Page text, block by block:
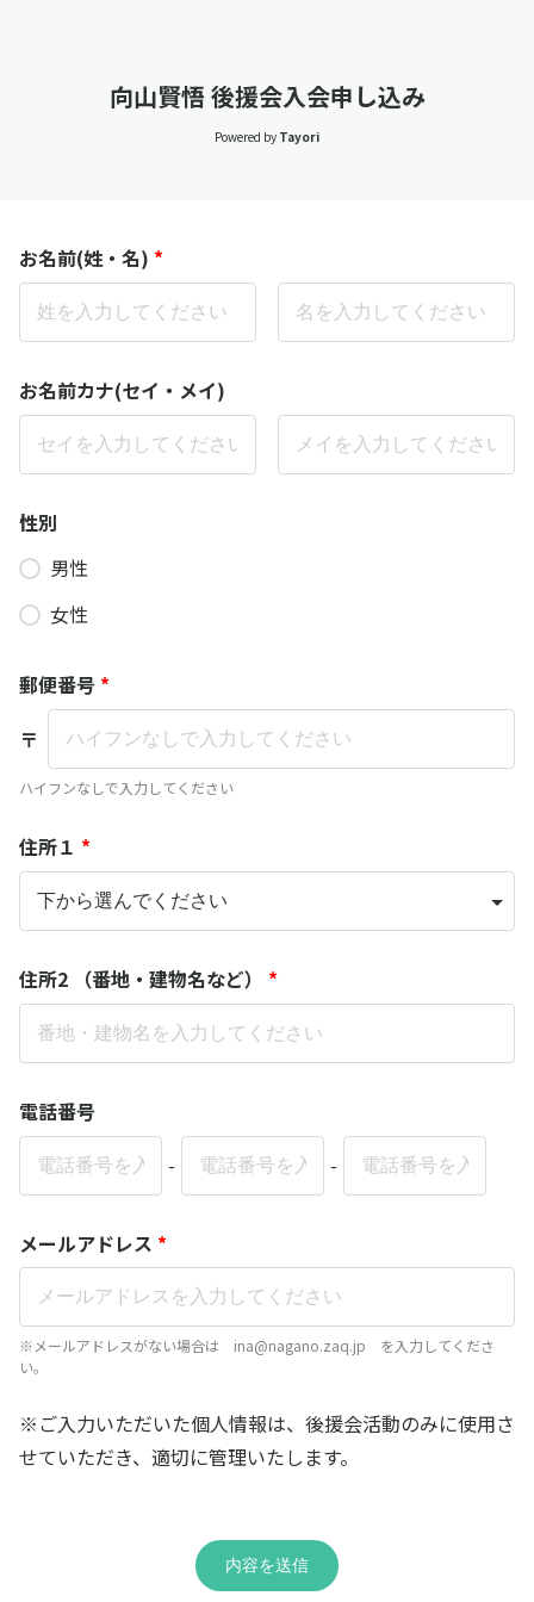
向山賢悟 後援会入会申し込み
Powered by Tayori
お名前(姓・名) *
お名前カナ(セイ・メイ)
性別
男性
女性
郵便番号 *
〒
ハイフンなしで入力してください
住所１ *
住所2 （番地・建物名など） *
電話番号
-
-
メールアドレス *
※メールアドレスがない場合は ina@nagano.zaq.jp を入力してくださ
い。
※ご入力いただいた個人情報は、後援会活動のみに使用さ
せていただき、適切に管理いたします。
内容を送信